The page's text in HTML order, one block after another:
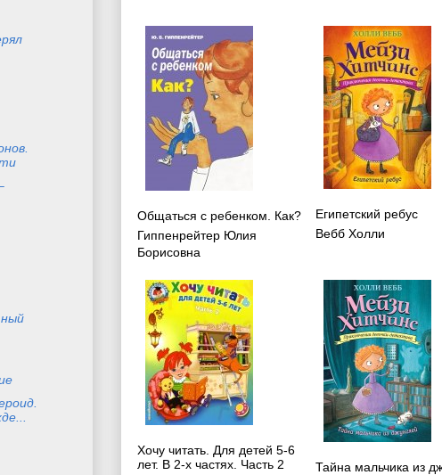
Общаться с ребенком. Как?
Гиппенрейтер Юлия
Борисовна
Египетский ребус
Вебб Холли
Хочу читать. Для детей 5-6
лет. В 2-х частях. Часть 2
Тайна мальчика из